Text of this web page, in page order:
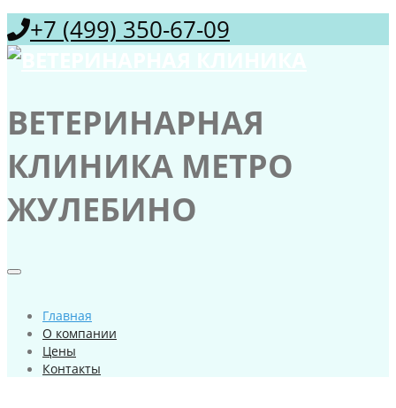
+7 (499) 350-67-09
ВЕТЕРИНАРНАЯ
КЛИНИКА МЕТРО
ЖУЛЕБИНО
Главная
О компании
Цены
Контакты